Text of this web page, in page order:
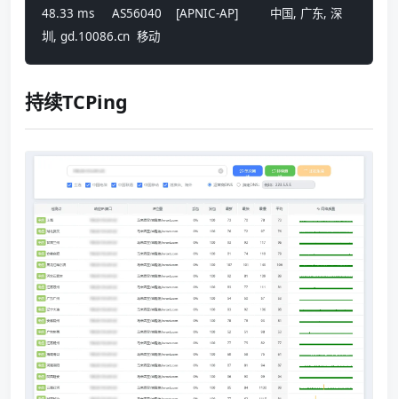
48.33 ms     AS56040    [APNIC-AP]         中国, 广东, 深
圳, gd.10086.cn  移动
持续TCPing